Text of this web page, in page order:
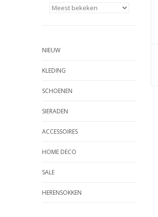
NIEUW
KLEDING
SCHOENEN
SIERADEN
ACCESSOIRES
HOME DECO
SALE
HERENSOKKEN